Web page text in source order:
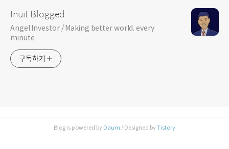
Inuit Blogged
Angel Investor / Making better world, every
minute.
구독하기
Blog is powered by Daum / Designed byTistory